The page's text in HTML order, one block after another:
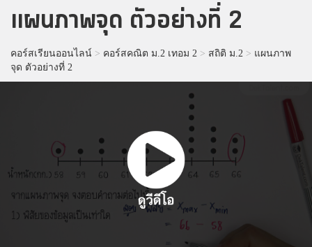
แผนภาพจุด ตัวอย่างที่ 2
คอร์สเรียนออนไลน์ > คอร์สคณิต ม.2 เทอม 2 > สถิติ ม.2 > แผนภาพ
จุด ตัวอย่างที่ 2